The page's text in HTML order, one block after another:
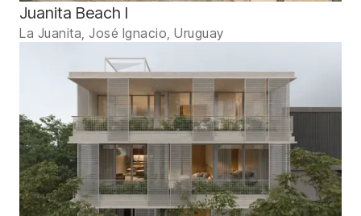
Juanita Beach I
La Juanita, José Ignacio, Uruguay